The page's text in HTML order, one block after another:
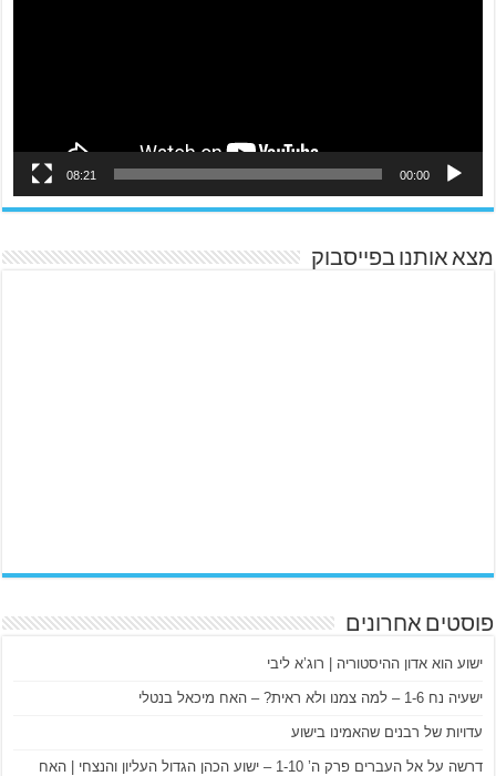
00:00
08:21
מצא אותנו בפייסבוק
פוסטים אחרונים
ישוע הוא אדון ההיסטוריה | רוג’א ליבי
ישעיה נח 1-6 – למה צמנו ולא ראית? – האח מיכאל בנטלי
עדויות של רבנים שהאמינו בישוע
דרשה על אל העברים פרק ה’ 1-10 – ישוע הכהן הגדול העליון והנצחי | האח